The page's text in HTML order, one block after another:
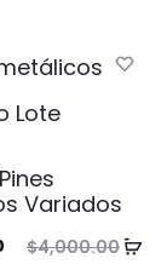
Variados
$4,000.00